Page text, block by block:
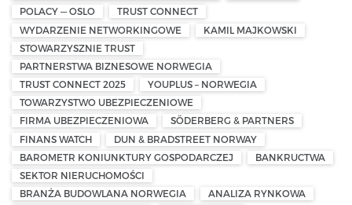
POLACY — OSLO
TRUST CONNECT
WYDARZENIE NETWORKINGOWE
KAMIL MAJKOWSKI
STOWARZYSZNIE TRUST
PARTNERSTWA BIZNESOWE NORWEGIA
TRUST CONNECT 2025
YOUPLUS – NORWEGIA
TOWARZYSTWO UBEZPIECZENIOWE
FIRMA UBEZPIECZENIOWA
SÖDERBERG & PARTNERS
FINANS WATCH
DUN & BRADSTREET NORWAY
BAROMETR KONIUNKTURY GOSPODARCZEJ
BANKRUCTWA
SEKTOR NIERUCHOMOŚCI
BRANŻA BUDOWLANA NORWEGIA
ANALIZA RYNKOWA